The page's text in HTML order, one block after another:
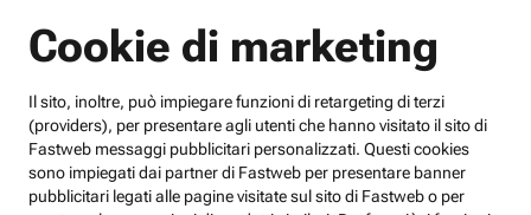
Cookie di marketing
Il sito, inoltre, può impiegare funzioni di retargeting di terzi
(providers), per presentare agli utenti che hanno visitato il sito di
Fastweb messaggi pubblicitari personalizzati. Questi cookies
sono impiegati dai partner di Fastweb per presentare banner
pubblicitari legati alle pagine visitate sul sito di Fastweb o per